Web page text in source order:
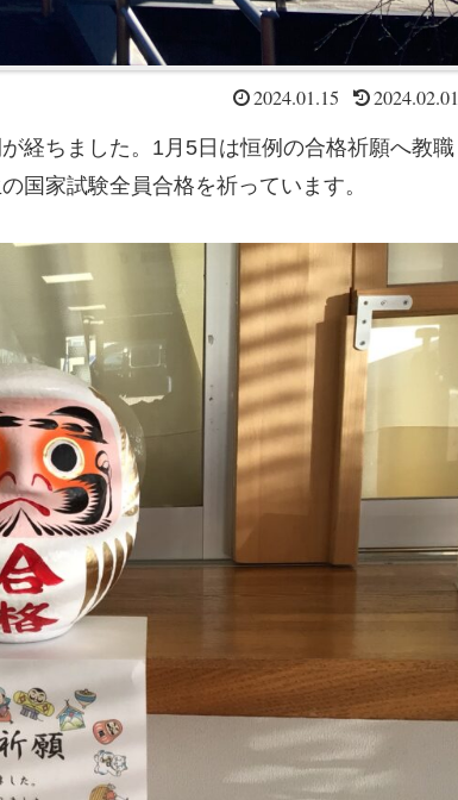
2024.01.15 2024.02.01
経ちました。1月5日は恒例の合格祈願へ教職
国家試験全員合格を祈っています。